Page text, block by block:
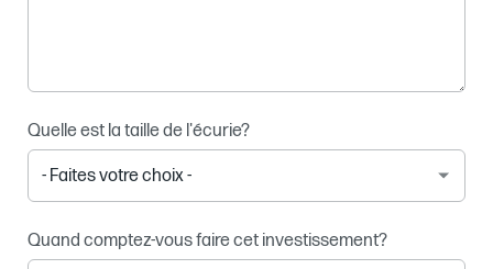
Quelle est la taille de l'écurie?
Quand comptez-vous faire cet investissement?